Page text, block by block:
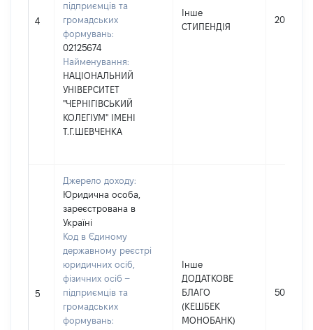
4
підприємців та
громадських
формувань:
02125674
Найменування:
НАЦІОНАЛЬНИЙ
УНІВЕРСИТЕТ
"ЧЕРНІГІВСЬКИЙ
КОЛЕГІУМ" ІМЕНІ
Т.Г.ШЕВЧЕНКА
Інше
СТИПЕНДІЯ
2000
5
Джерело доходу:
Юридична особа,
зареєстрована в
Україні
Код в Єдиному
державному реєстрі
юридичних осіб,
фізичних осіб –
підприємців та
громадських
формувань:
Інше
ДОДАТКОВЕ
БЛАГО
(КЕШБЕК
МОНОБАНК)
50